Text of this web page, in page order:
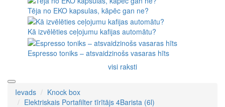
Tēja no EKO kapsulas, kāpēc gan ne?
Kā izvēlēties ceļojumu kafijas automātu?
Espresso toniks – atsvaidzinošs vasaras hīts
visi raksti
Ievads
Knock box
Elektriskais Portafilter tīrītājs 4Barista (6l)